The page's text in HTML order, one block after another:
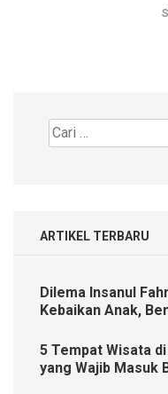
Cari
untuk:
ARTIKEL TERBARU
Dilema Insanul
Kebaikan Anak,
5 Tempat Wisata
yang Wajib Masuk